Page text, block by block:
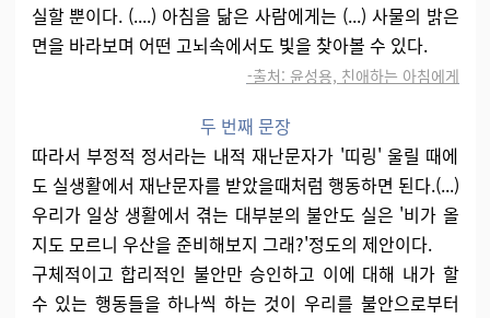
실할 뿐이다. (....) 아침을 닮은 사람에게는 (...) 사물의 밝은
면을 바라보며 어떤 고뇌속에서도 빛을 찾아볼 수 있다.
-출처: 윤성용, 친애하는 아침에게
두 번째 문장
따라서 부정적 정서라는 내적 재난문자가 '띠링' 울릴 때에
도 실생활에서 재난문자를 받았을때처럼 행동하면 된다.(...)
우리가 일상 생활에서 겪는 대부분의 불안도 실은 '비가 올
지도 모르니 우산을 준비해보지 그래?'정도의 제안이다.
구체적이고 합리적인 불안만 승인하고 이에 대해 내가 할
수 있는 행동들을 하나씩 하는 것이 우리를 불안으로부터